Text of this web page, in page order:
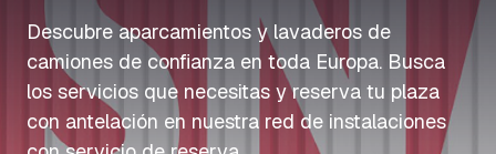
Descubre aparcamientos y lavaderos de
camiones de confianza en toda Europa. Busca
los servicios que necesitas y reserva tu plaza
con antelación en nuestra red de instalaciones